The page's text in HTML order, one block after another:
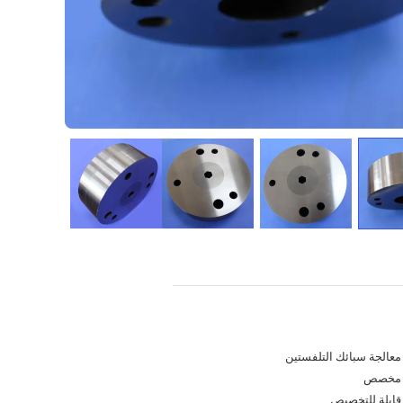
معالجة سبائك التلفستين
مخصص
قابلة للتخصيص